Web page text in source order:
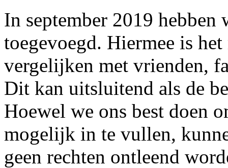
In september 2019 hebben
toegevoegd. Hiermee is
vergelijken met vrienden,
Dit kan uitsluitend als de
Hoewel we ons best doen
mogelijk in te vullen,
geen rechten ontleend